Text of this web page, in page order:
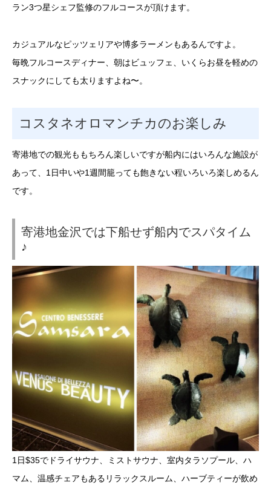
ラン3つ星シェフ監修のフルコースが頂けます。
カジュアルなピッツェリアや博多ラーメンもあるんですよ。
毎晩フルコースディナー、朝はビュッフェ、いくらお昼を軽めの
スナックにしても太りますよね〜。
コスタネオロマンチカのお楽しみ
寄港地での観光ももちろん楽しいですが船内にはいろんな施設が
あって、1日中いや1週間籠っても飽きない程いろいろ楽しめるん
です。
寄港地金沢では下船せず船内でスパタイム
♪
1日$35でドライサウナ、ミストサウナ、室内タラソプール、ハ
マム、温感チェアもあるリラックスルーム、ハーブティーが飲め